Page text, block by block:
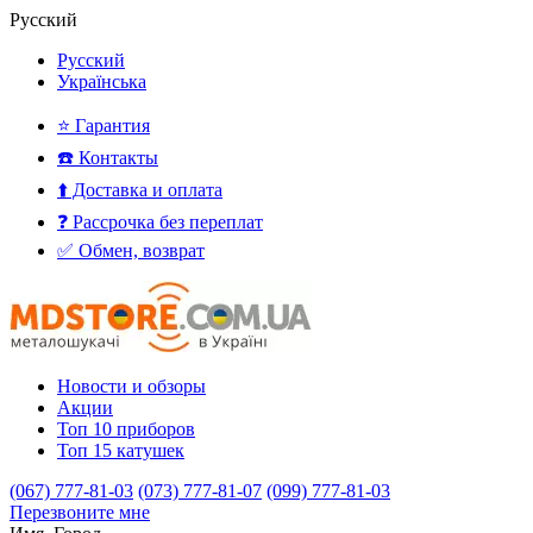
Русский
Русский
Українська
⭐ Гарантия
☎️ Контакты
⬆️ Доставка и оплата
❓ Рассрочка без переплат
✅ Обмен, возврат
Новости и обзоры
Акции
Топ 10 приборов
Топ 15 катушек
(067) 777-81-03 (073) 777-81-07 (099) 777-81-03
Перезвоните мне